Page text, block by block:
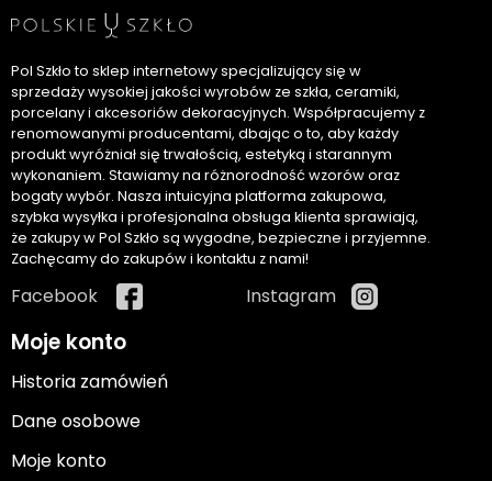
Pol Szkło to sklep internetowy specjalizujący się w
sprzedaży wysokiej jakości wyrobów ze szkła, ceramiki,
porcelany i akcesoriów dekoracyjnych. Współpracujemy z
renomowanymi producentami, dbając o to, aby każdy
produkt wyróżniał się trwałością, estetyką i starannym
wykonaniem. Stawiamy na różnorodność wzorów oraz
bogaty wybór. Nasza intuicyjna platforma zakupowa,
szybka wysyłka i profesjonalna obsługa klienta sprawiają,
że zakupy w Pol Szkło są wygodne, bezpieczne i przyjemne.
Zachęcamy do zakupów i kontaktu z nami!
Facebook Instagram
Moje konto
Historia zamówień
Dane osobowe
Moje konto